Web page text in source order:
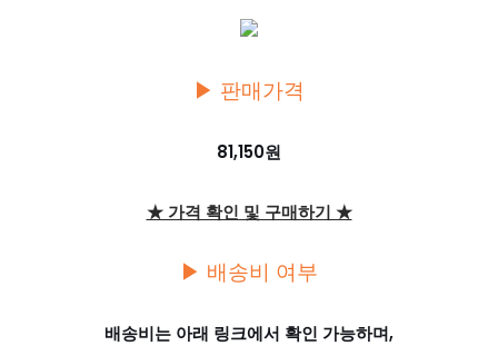
▶ 판매가격
81,150원
★ 가격 확인 및 구매하기 ★
▶ 배송비 여부
배송비는 아래 링크에서 확인 가능하며,